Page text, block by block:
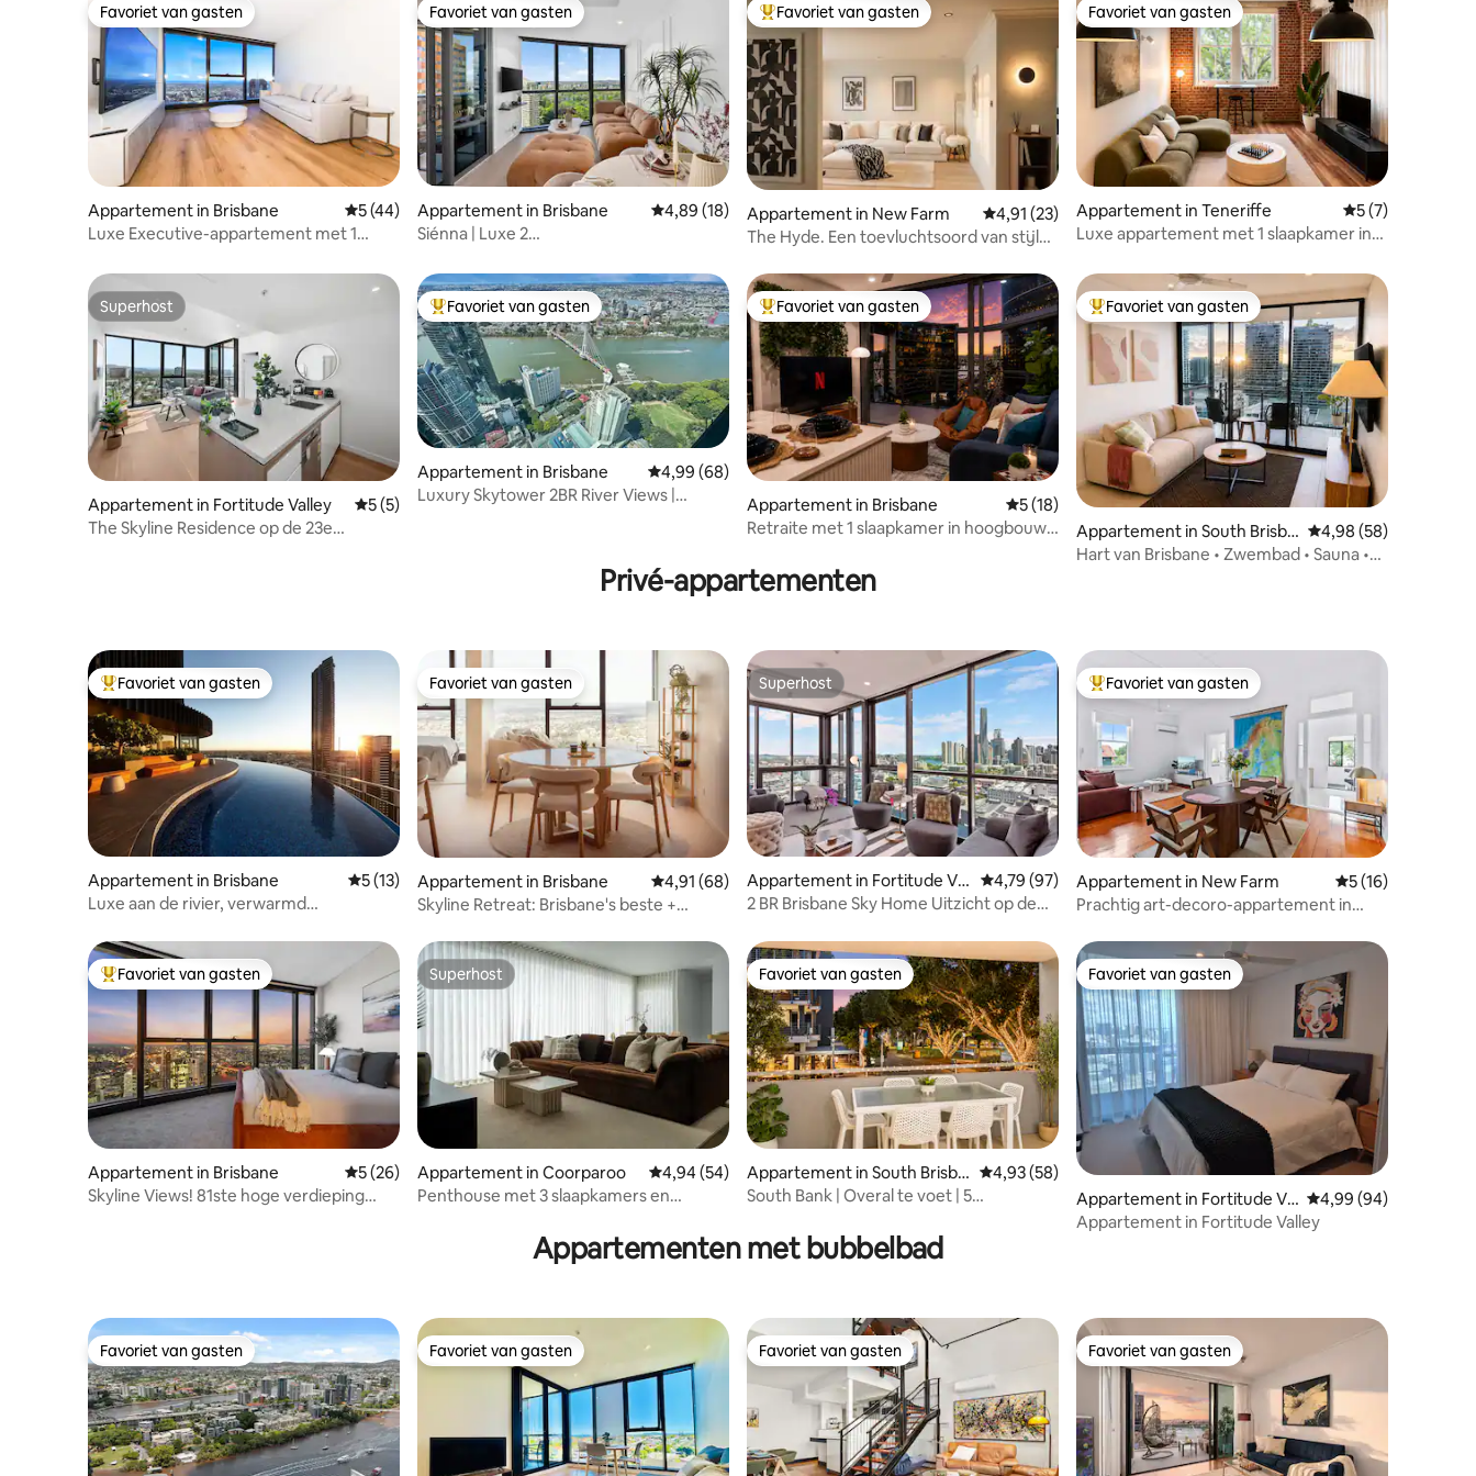
Favoriet van gasten
Favoriet van gasten
Appartement in Brisbane Gemiddelde beoordeling van 5 op 5, 44 recensies
5 (44)
Luxe Executive-appartement met 1
Favoriet van gasten
Favoriet van gasten
Appartement in Brisbane Gemiddelde beoordeling van 4,89 op 5, 18 recensies
4,89 (18)
Siénna | Luxe 2
Topfavoriet van gasten
Favoriet van gasten
Appartement in New Farm Gemiddelde beoordeling van 4,91 op 5, 23 recensies
4,91 (23)
The Hyde. Een toevluchtsoord van stijl
Favoriet van gasten
Favoriet van gasten
Appartement in Teneriffe Gemiddelde
5 (7)
Luxe appartement met 1 slaapkamer in
Superhost
Superhost
Appartement in Fortitude Valley Gemiddelde beoordeling van 5 op 5, 5 recensies
5 (5)
The Skyline Residence op de 23e
Topfavoriet van gasten
Favoriet van gasten
Appartement in Brisbane Gemiddelde beoordeling van 4,99 op 5, 68 recensies
4,99 (68)
Luxury Skytower 2BR River Views |
Topfavoriet van gasten
Favoriet van gasten
Appartement in Brisbane Gemiddelde beoordeling van 5 op 5, 18 recensies
5 (18)
Retraite met 1 slaapkamer in hoogbouw •
sauna
Topfavoriet van gasten
Favoriet van gasten
Appartement in South Brisba
ne
Gemiddelde
4,98 (58)
Hart van Brisbane • Zwembad • Sauna •
Privé-appartementen
Topfavoriet van gasten
Favoriet van gasten
Appartement in Brisbane Gemiddelde beoordeling van 5 op 5, 13 recensies
5 (13)
Luxe aan de rivier, verwarmd
Favoriet van gasten
Favoriet van gasten
Appartement in Brisbane Gemiddelde beoordeling van 4,91 op 5, 68 recensies
4,91 (68)
Skyline Retreat: Brisbane's beste +
Superhost
Superhost
Appartement in Fortitude Vall
ey
Gemiddelde beoordeling van 4,79 op 5, 97 recensies
4,79 (97)
2 BR Brisbane Sky Home Uitzicht op de
Topfavoriet van gasten
Favoriet van gasten
Appartement in New Farm Gemiddelde
5 (16)
Prachtig art-decoro-appartement in
Topfavoriet van gasten
Favoriet van gasten
Appartement in Brisbane Gemiddelde beoordeling van 5 op 5, 26 recensies
5 (26)
Skyline Views! 81ste hoge verdieping
Superhost
Superhost
Appartement in Coorparoo Gemiddelde beoordeling van 4,94 op 5, 54 recensies
4,94 (54)
Penthouse met 3 slaapkamers en
Favoriet van gasten
Favoriet van gasten
Appartement in South Brisba
ne
Gemiddelde beoordeling van 4,93 op 5, 58 recensies
4,93 (58)
South Bank | Overal te voet | 5
Favoriet van gasten
Favoriet van gasten
Appartement in Fortitude Val
ley
Gemiddelde
4,99 (94)
Appartement in Fortitude Valley
Appartementen met bubbelbad
Favoriet van gasten
Favoriet van gasten Favoriet van gasten
Favoriet van gasten Favoriet van gasten
Favoriet van gasten Favoriet van gasten
Favoriet van gasten